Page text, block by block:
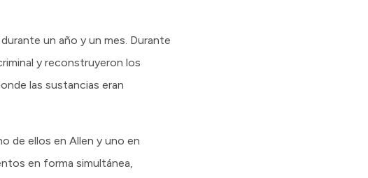
un año y un mes. Durante
y reconstruyeron los
las sustancias eran
de ellos en Allen y uno en
en forma simultánea,